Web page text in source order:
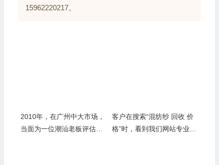
15962220217。
2010年，在广州中大市场，
当面为一位潮汕老板评估其
客户在搜索“混纺纱 回收 价
格”时，看到我们网站专业文